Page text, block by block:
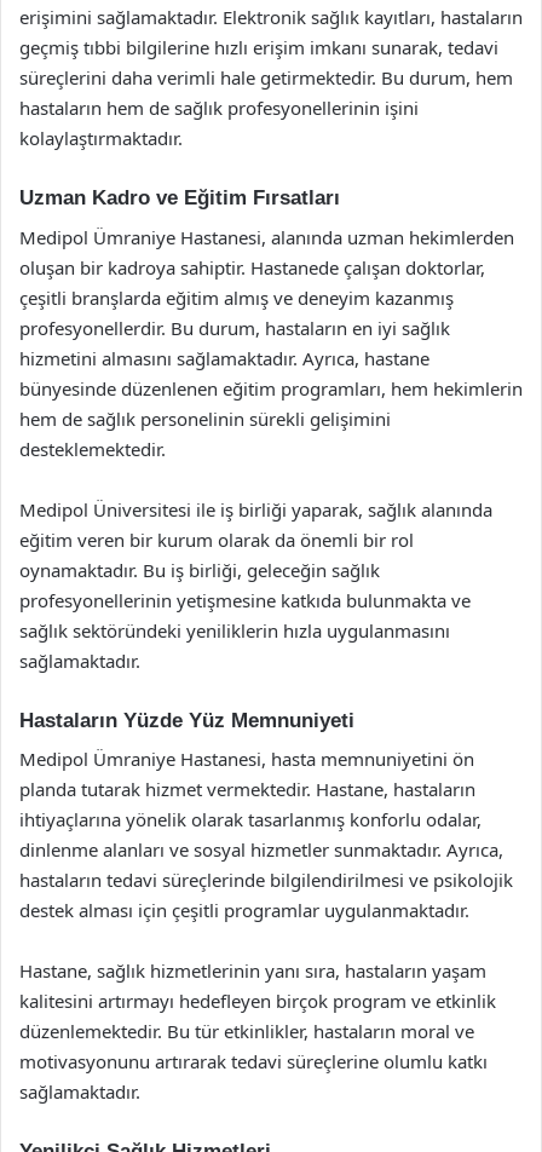
erişimini sağlamaktadır. Elektronik sağlık kayıtları, hastaların
geçmiş tıbbi bilgilerine hızlı erişim imkanı sunarak, tedavi
süreçlerini daha verimli hale getirmektedir. Bu durum, hem
hastaların hem de sağlık profesyonellerinin işini
kolaylaştırmaktadır.
Uzman Kadro ve Eğitim Fırsatları
Medipol Ümraniye Hastanesi, alanında uzman hekimlerden
oluşan bir kadroya sahiptir. Hastanede çalışan doktorlar,
çeşitli branşlarda eğitim almış ve deneyim kazanmış
profesyonellerdir. Bu durum, hastaların en iyi sağlık
hizmetini almasını sağlamaktadır. Ayrıca, hastane
bünyesinde düzenlenen eğitim programları, hem hekimlerin
hem de sağlık personelinin sürekli gelişimini
desteklemektedir.
Medipol Üniversitesi ile iş birliği yaparak, sağlık alanında
eğitim veren bir kurum olarak da önemli bir rol
oynamaktadır. Bu iş birliği, geleceğin sağlık
profesyonellerinin yetişmesine katkıda bulunmakta ve
sağlık sektöründeki yeniliklerin hızla uygulanmasını
sağlamaktadır.
Hastaların Yüzde Yüz Memnuniyeti
Medipol Ümraniye Hastanesi, hasta memnuniyetini ön
planda tutarak hizmet vermektedir. Hastane, hastaların
ihtiyaçlarına yönelik olarak tasarlanmış konforlu odalar,
dinlenme alanları ve sosyal hizmetler sunmaktadır. Ayrıca,
hastaların tedavi süreçlerinde bilgilendirilmesi ve psikolojik
destek alması için çeşitli programlar uygulanmaktadır.
Hastane, sağlık hizmetlerinin yanı sıra, hastaların yaşam
kalitesini artırmayı hedefleyen birçok program ve etkinlik
düzenlemektedir. Bu tür etkinlikler, hastaların moral ve
motivasyonunu artırarak tedavi süreçlerine olumlu katkı
sağlamaktadır.